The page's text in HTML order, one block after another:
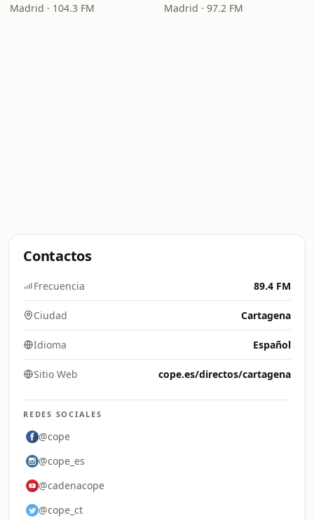
Madrid · 104.3 FM Madrid · 97.2 FM
Contactos
Frecuencia 89.4 FM
Ciudad Cartagena
Idioma Español
Sitio Web cope.es/directos/cartagena
REDES SOCIALES
@cope
@cope_es
@cadenacope
@cope_ct